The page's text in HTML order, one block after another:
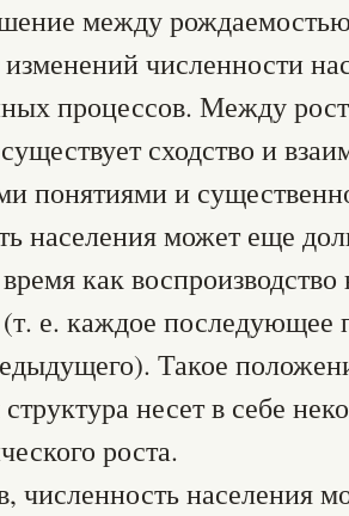
между
численности
процессов. Между
сходство и
понятиями и
населения может еще
как
е. каждое последующее
Такое
структура несет в себе
роста.
численность населения